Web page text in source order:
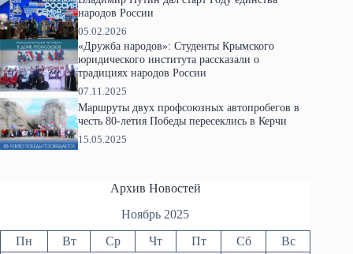
народов России
05.02.2026
«Дружба народов»: Студенты Крымского
юридического института рассказали о
традициях народов России
07.11.2025
Маршруты двух профсоюзных автопробегов в
честь 80-летия Победы пересеклись в Керчи
15.05.2025
Архив Новостей
Ноябрь 2025
Пн Вт Ср Чт Пт Сб
Вс